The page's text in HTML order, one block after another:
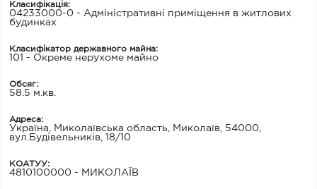
Класифікація:
04233000-0 - Адміністративні приміщення в житлових
будинках
Класифікатор державного майна:
101 - Окреме нерухоме майно
Обсяг:
58.5 м.кв.
Адреса:
Україна, Миколаївська область, Миколаїв, 54000,
вул.Будівельників, 18/10
КОАТУУ:
4810100000 - МИКОЛАЇВ